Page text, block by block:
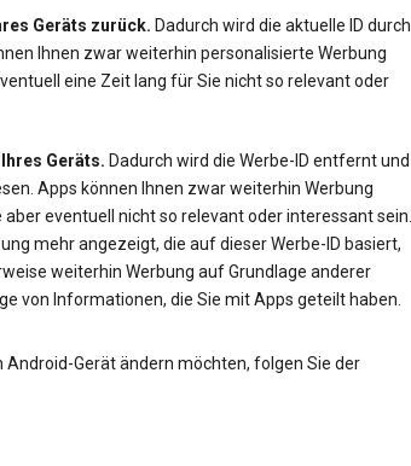
Geräts zurück. Dadurch wird die aktuelle ID durch
Ihnen zwar weiterhin personalisierte Werbung
eine Zeit lang für Sie nicht so relevant oder
Geräts. Dadurch wird die Werbe-ID entfernt und
Apps können Ihnen zwar weiterhin Werbung
eventuell nicht so relevant oder interessant sein.
mehr angezeigt, die auf dieser Werbe-ID basiert,
weiterhin Werbung auf Grundlage anderer
von Informationen, die Sie mit Apps geteilt haben.
Android-Gerät ändern möchten, folgen Sie der